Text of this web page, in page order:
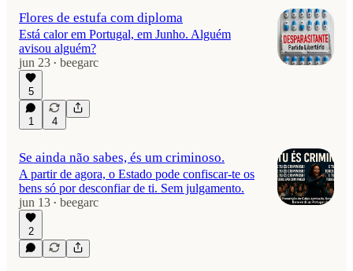
Flores de estufa com diploma
Está calor em Portugal, em Junho. Alguém
avisou alguém?
jun 23 • beegarc
5
1 4
Se ainda não sabes, és um criminoso.
A partir de agora, o Estado pode confiscar-te os
bens só por desconfiar de ti. Sem julgamento.
jun 13 • beegarc
2